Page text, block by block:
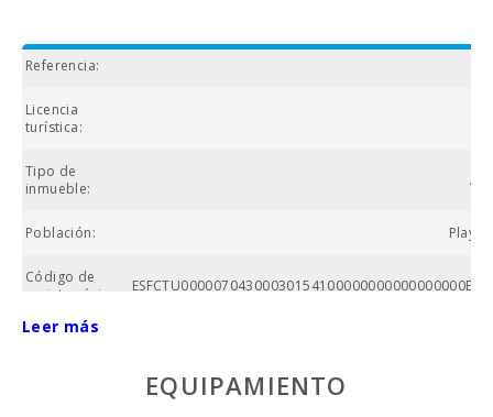
Referencia:
Licencia
turística:
Tipo de
inmueble:
Población: Playa
Código de
registro único:
Nº baños:
Leer más
EQUIPAMIENTO